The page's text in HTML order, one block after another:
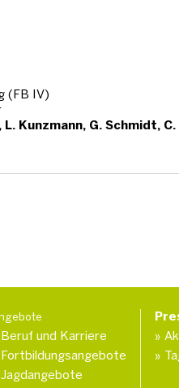
(FB IV)
Kunzmann, G. Schmidt, C.
Beruf und Karriere
Fortbildungsangebote
Jagdangebote